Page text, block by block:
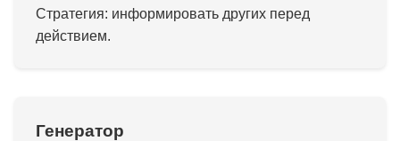
Стратегия: информировать других перед
действием.
Генератор